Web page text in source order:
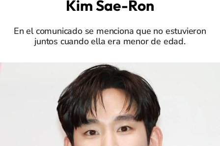
Kim Sae-Ron
En el comunicado se menciona que no estuvieron
juntos cuando ella era menor de edad.